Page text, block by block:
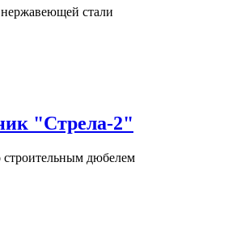
стали
"Стрела-2"
строительным дюбелем